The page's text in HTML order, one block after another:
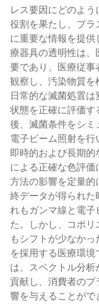
レス要因にどのよ
役割を果たし、プ
に重要な情報を提
療器具の透明性は
要であり、医療従
観察し、汚染物質を
日常的な滅菌処置
状態を正確に評価す
後、滅菌条件をシ
電子ビーム照射を行
即時的および長期
による正確な色評
方法の影響を定量
終データが得られた
れもガンマ線と電
た。しかし、コポ
もシフトが少なか
を採用する医療環
は、スペクトル分
貢献し、消費者の
響を与えることがで